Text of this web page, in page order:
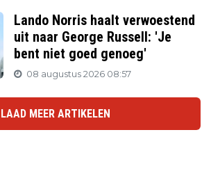
Lando Norris haalt verwoestend
uit naar George Russell: 'Je
bent niet goed genoeg'
08 augustus 2026 08:57
LAAD MEER ARTIKELEN